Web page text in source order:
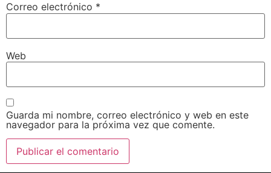
Correo electrónico *
Web
Guarda mi nombre, correo electrónico y web en este
navegador para la próxima vez que comente.